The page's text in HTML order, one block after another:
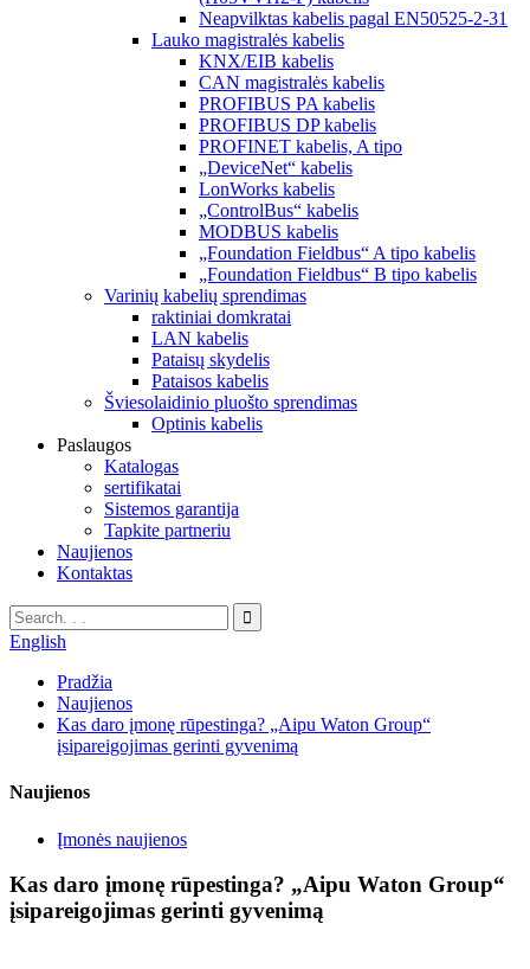
Neapvilktas kabelis pagal EN50525-2-31
Lauko magistralės kabelis
KNX/EIB kabelis
CAN magistralės kabelis
PROFIBUS PA kabelis
PROFIBUS DP kabelis
PROFINET kabelis, A tipo
„DeviceNet“ kabelis
LonWorks kabelis
„ControlBus“ kabelis
MODBUS kabelis
„Foundation Fieldbus“ A tipo kabelis
„Foundation Fieldbus“ B tipo kabelis
Varinių kabelių sprendimas
raktiniai domkratai
LAN kabelis
Pataisų skydelis
Pataisos kabelis
Šviesolaidinio pluošto sprendimas
Optinis kabelis
Paslaugos
Katalogas
sertifikatai
Sistemos garantija
Tapkite partneriu
Naujienos
Kontaktas
English
Pradžia
Naujienos
Kas daro įmonę rūpestinga? „Aipu Waton Group“
įsipareigojimas gerinti gyvenimą
Naujienos
Įmonės naujienos
Kas daro įmonę rūpestinga? „Aipu Waton Group“
įsipareigojimas gerinti gyvenimą